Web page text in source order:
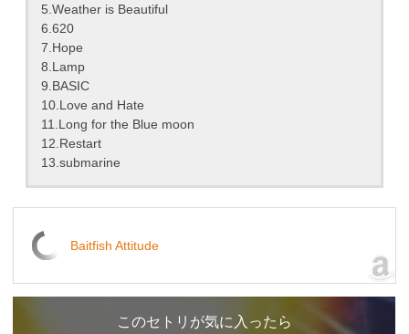
5.Weather is Beautiful
6.620
7.Hope
8.Lamp
9.BASIC
10.Love and Hate
11.Long for the Blue moon
12.Restart
13.submarine
Baitfish Attitude
このセトリが気に入ったら